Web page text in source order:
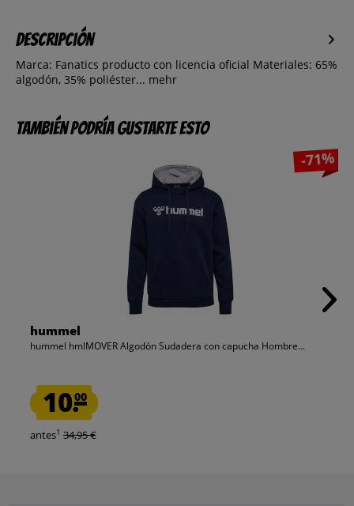
Descripción
Marca: Fanatics producto con licencia oficial Materiales: 65%
algodón, 35% poliéster... mehr
También podría gustarte esto
-71%
hummel
hummel hmlMOVER Algodón Sudadera con capucha Hombre...
10.00
antes1 34,95 €